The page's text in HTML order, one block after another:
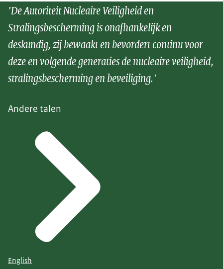
'De Autoriteit Nucleaire Veiligheid en
Stralingsbescherming is onafhankelijk en
deskundig, zij bewaakt en bevordert continu voor
deze en volgende generaties de nucleaire veiligheid,
stralingsbescherming en beveiliging.'
Andere talen
English